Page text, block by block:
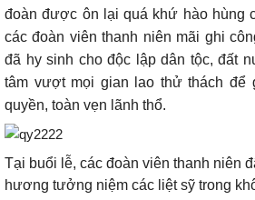
đoàn được ôn lại quá khứ hào hùng
các đoàn viên thanh niên mãi ghi
đã hy sinh cho độc lập dân tộc, đất
tâm vượt mọi gian lao thử thách để
quyền, toàn vẹn lãnh thổ.
Tại buổi lễ, các đoàn viên thanh niên
hương tưởng niệm các liệt sỹ trong